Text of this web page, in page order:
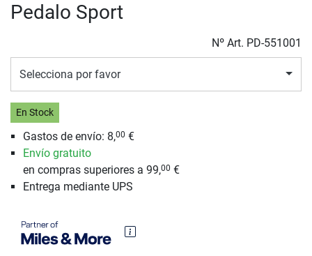
Pedalo Sport
Nº Art. PD-551001
Selecciona por favor
En Stock
Gastos de envío: 8,00 €
Envío gratuito
en compras superiores a 99,00 €
Entrega mediante UPS